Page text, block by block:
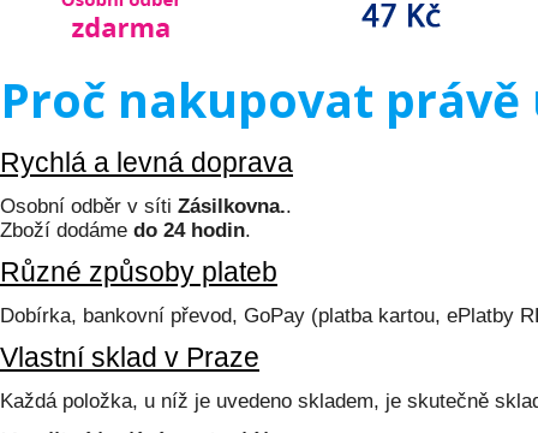
Proč nakupovat právě
Rychlá a levná doprava
Osobní odběr v síti Zásilkovna..
Zboží dodáme do 24 hodin.
Různé způsoby plateb
Dobírka, bankovní převod, GoPay (platba kartou, ePlatby
Vlastní sklad v Praze
Každá položka, u níž je uvedeno skladem, je skutečně